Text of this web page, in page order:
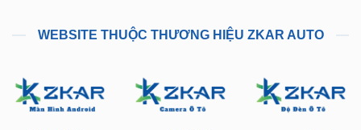
WEBSITE THUỘC THƯƠNG HIỆU ZKAR AUTO